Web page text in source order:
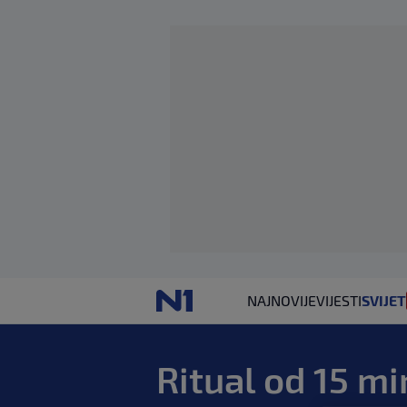
NAJNOVIJEVIJESTISVIJET
Ritual od 15